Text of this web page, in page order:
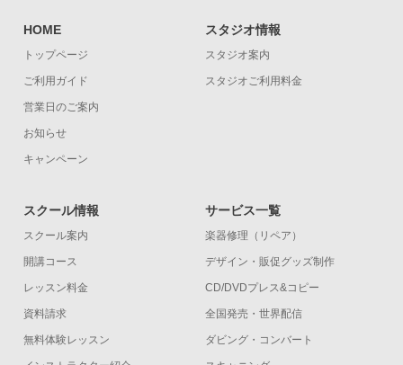
HOME
トップページ
ご利用ガイド
営業日のご案内
お知らせ
キャンペーン
スタジオ情報
スタジオ案内
スタジオご利用料金
スクール情報
スクール案内
開講コース
レッスン料金
資料請求
無料体験レッスン
サービス一覧
楽器修理（リペア）
デザイン・販促グッズ制作
CD/DVDプレス&コピー
全国発売・世界配信
ダビング・コンバート